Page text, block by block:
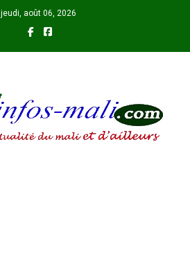
jeudi, août 06, 2026